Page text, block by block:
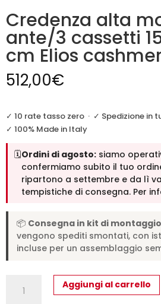
Credenza alta
ante/3 cassetti
cm Elios
512,00€
✓ 10 rate tasso zero · ✓ Spedizione in
✓ 100% Made in Italy
🗓️Ordini di agosto: siamo
confermiamo subito il tuo
ripartono a settembre e da lì
tempistiche di consegna. Per
📦 Consegna in kit di montaggio
vengono spediti smontati, con
incluse per un assemblaggio
alta
Aggiungi al carrello